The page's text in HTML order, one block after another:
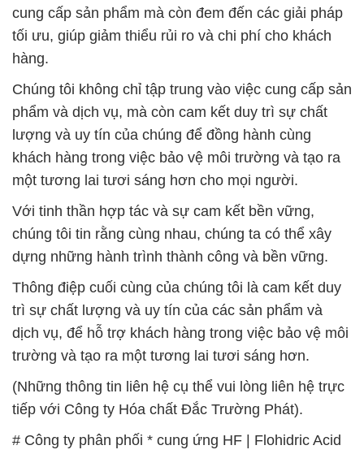
cung cấp sản phẩm mà còn đem đến các giải pháp
tối ưu, giúp giảm thiểu rủi ro và chi phí cho khách
hàng.
Chúng tôi không chỉ tập trung vào việc cung cấp sản
phẩm và dịch vụ, mà còn cam kết duy trì sự chất
lượng và uy tín của chúng để đồng hành cùng
khách hàng trong việc bảo vệ môi trường và tạo ra
một tương lai tươi sáng hơn cho mọi người.
Với tinh thần hợp tác và sự cam kết bền vững,
chúng tôi tin rằng cùng nhau, chúng ta có thể xây
dựng những hành trình thành công và bền vững.
Thông điệp cuối cùng của chúng tôi là cam kết duy
trì sự chất lượng và uy tín của các sản phẩm và
dịch vụ, để hỗ trợ khách hàng trong việc bảo vệ môi
trường và tạo ra một tương lai tươi sáng hơn.
(Những thông tin liên hệ cụ thể vui lòng liên hệ trực
tiếp với Công ty Hóa chất Đắc Trường Phát).
# Công ty phân phối * cung ứng HF | Flohidric Acid